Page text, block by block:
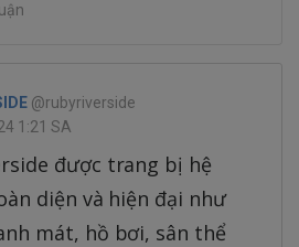
@rubyriverside
1:21 SA
được trang bị hệ
diện và hiện đại như
mát, hồ bơi, sân thể